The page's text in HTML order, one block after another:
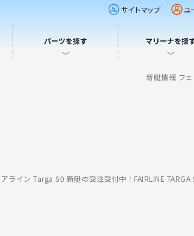
サイトマップ ユ
パーツを探す マリーナを探
新艇情報 フ
ライン Targa 50 新艇の受注受付中！FAIRLINE